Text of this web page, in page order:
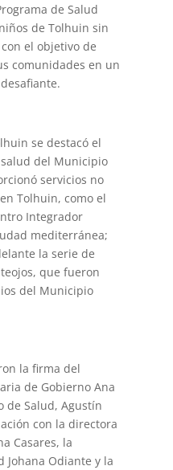
de Salud
de Tolhuin sin
el objetivo de
comunidades en un
se destacó el
del Municipio
servicios no
Tolhuin, como el
Integrador
mediterránea;
la serie de
que fueron
del Municipio
la firma del
de Gobierno Ana
de Salud, Agustín
con la directora
Casares, la
Johana Odiante y la